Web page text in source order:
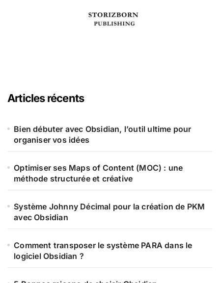
Articles récents
Bien débuter avec Obsidian, l’outil ultime pour
organiser vos idées
Optimiser ses Maps of Content (MOC) : une
méthode structurée et créative
Système Johnny Décimal pour la création de PKM
avec Obsidian
Comment transposer le système PARA dans le
logiciel Obsidian ?